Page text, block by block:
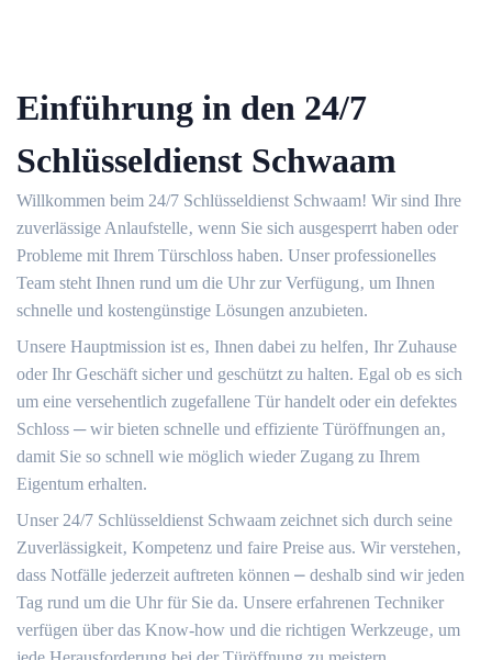
Einführung in den 24/7
Schlüsseldienst Schwaam
Willkommen beim 24/7 Schlüsseldienst Schwaam! Wir sind Ihre
zuverlässige Anlaufstelle‚ wenn Sie sich ausgesperrt haben oder
Probleme mit Ihrem Türschloss haben.​ Unser professionelles
Team steht Ihnen rund um die Uhr zur Verfügung‚ um Ihnen
schnelle und kostengünstige Lösungen anzubieten.​
Unsere Hauptmission ist es‚ Ihnen dabei zu helfen‚ Ihr Zuhause
oder Ihr Geschäft sicher und geschützt zu halten.​ Egal ob es sich
um eine versehentlich zugefallene Tür handelt oder ein defektes
Schloss ─ wir bieten schnelle und effiziente Türöffnungen an‚
damit Sie so schnell wie möglich wieder Zugang zu Ihrem
Eigentum erhalten.​
Unser 24/7 Schlüsseldienst Schwaam zeichnet sich durch seine
Zuverlässigkeit‚ Kompetenz und faire Preise aus.​ Wir verstehen‚
dass Notfälle jederzeit auftreten können ⎼ deshalb sind wir jeden
Tag rund um die Uhr für Sie da.​ Unsere erfahrenen Techniker
verfügen über das Know-how und die richtigen Werkzeuge‚ um